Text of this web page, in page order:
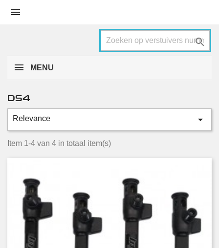


MENU
2.0 BlueHDi 4
Nieuw
DS4
Relevance 
Item 1-4 van 4 in totaal item(s)